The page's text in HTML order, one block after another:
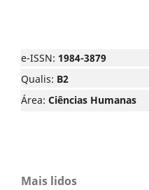
e-ISSN: 1984-3879
Qualis: B2
Área: Ciências Humanas
Mais lidos